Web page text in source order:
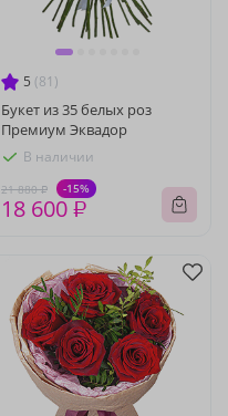
5 (81)
Букет из 35 белых роз
Премиум Эквадор
В наличии
21 880 ₽ -15%
18 600 ₽